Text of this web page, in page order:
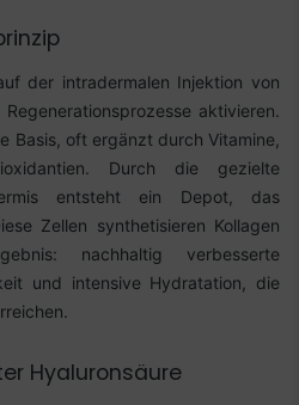
der intradermalen Injektion von
aktivieren.
Basis, oft ergänzt durch Vitamine,
Durch die gezielte
entsteht ein Depot, das
Zellen synthetisieren Kollagen
nachhaltig verbesserte
und intensive Hydratation, die
Hyaluronsäure